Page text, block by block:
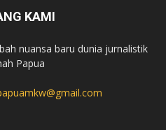
KAMI
nuansa baru dunia jurnalistik
Papua